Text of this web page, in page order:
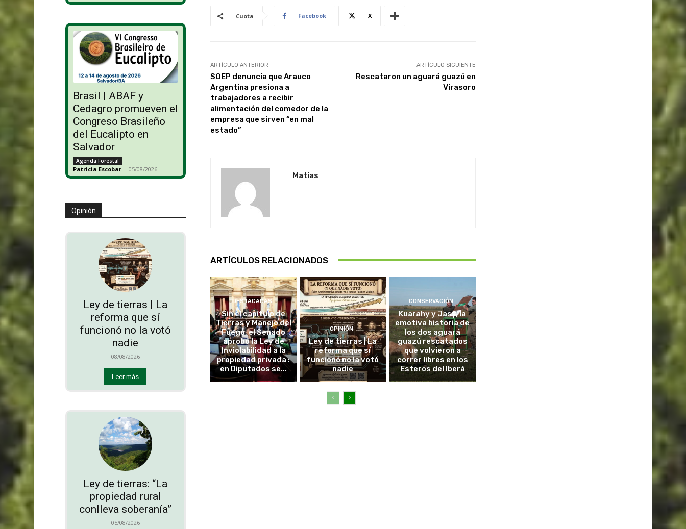
Brasil | ABAF y
Cedagro promueven el
Congreso Brasileño
del Eucalipto en
Salvador
Agenda Forestal
Patricia Escobar - 05/08/2026
Opinión
Ley de tierras | La
reforma que sí
funcionó no la votó
nadie
08/08/2026
Leer más
Ley de tierras: “La
propiedad rural
conlleva soberanía”
05/08/2026
Cuota Facebook X
ARTÍCULO ANTERIOR
SOEP denuncia que Arauco
Argentina presiona a
trabajadores a recibir
alimentación del comedor de la
empresa que sirven “en mal
estado”
ARTÍCULO SIGUIENTE
Rescataron un aguará guazú en
Virasoro
Matias
ARTÍCULOS RELACIONADOS
DESTACADAS
Sin el capítulo de
Tierras y Manejo del
Fuego, el Senado
aprobó la Ley de
Inviolabilidad a la
propiedad privada :
en Diputados se...
OPINIÓN
Ley de tierras | La
reforma que sí
funcionó no la votó
nadie
CONSERVACIÓN
Kuarahy y Jasy, la
emotiva historia de
los dos aguará
guazú rescatados
que volvieron a
correr libres en los
Esteros del Iberá